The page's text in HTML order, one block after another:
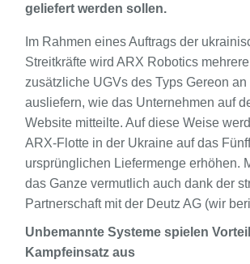
geliefert werden sollen.
Im Rahmen eines Auftrags der
Streitkräfte wird ARX Robotics
zusätzliche UGVs des Typs Gereon
ausliefern, wie das Unternehmen auf
Website mitteilte. Auf diese Weise
ARX-Flotte in der Ukraine auf das
ursprünglichen Liefermenge erhöhen.
das Ganze vermutlich auch dank der
Partnerschaft mit der Deutz AG (wir
Unbemannte Systeme spielen
Kampfeinsatz aus